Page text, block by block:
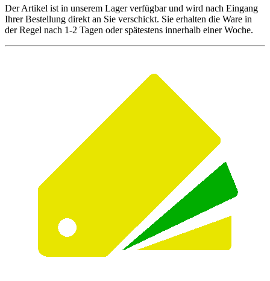
Der Artikel ist in unserem Lager verfügbar und wird nach Eingang
Ihrer Bestellung direkt an Sie verschickt. Sie erhalten die Ware in
der Regel nach 1-2 Tagen oder spätestens innerhalb einer Woche.